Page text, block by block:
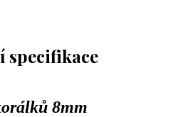
specifikace
8mm